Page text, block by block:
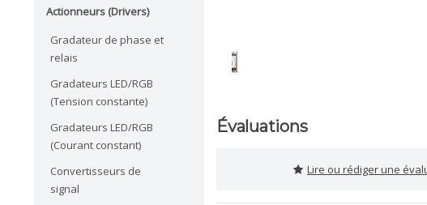
Actionneurs (Drivers)
Gradateur de phase et
relais
Gradateurs LED/RGB
(Tension constante)
Gradateurs LED/RGB
(Courant constant)
Convertisseurs de
signal
Évaluations
Lire ou rédiger une